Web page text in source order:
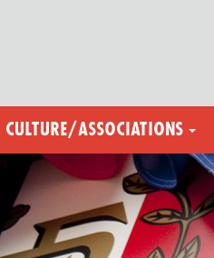
CULTURE/ASSOCIATIONS